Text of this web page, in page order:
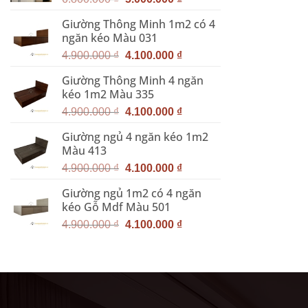
là:
6.800.000 ₫.
tại
5.000.000 ₫.
Giường Thông Minh 1m2 có 4
ngăn kéo Màu 031
4.900.000₫ Giá
là:
4.900.000 ₫.
4.100.000 ₫Giá
tại
4.100.000 ₫.
Giường Thông Minh 4 ngăn
kéo 1m2 Màu 335
4.900.000₫ Giá
là:
4.100.000 ₫Giá
tại
4.100.000 ₫.
Giường ngủ 4 ngăn kéo 1m2
Màu 413
4.900.000₫ Giá
là:
4.900.000 ₫.
4.100.000 ₫Giá
tại
4.100.000 ₫.
Giường ngủ 1m2 có 4 ngăn
kéo Gỗ Mdf Màu 501
4.900.000₫ Giá
4.100.000 ₫Giá